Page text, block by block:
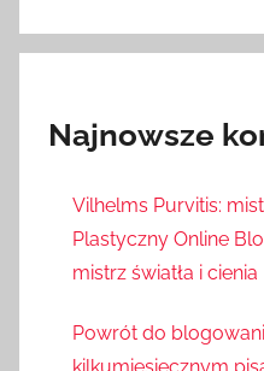
Najnowsze
Vilhelms Purvitis:
Plastyczny Online
mistrz światła i cienia
Powrót do